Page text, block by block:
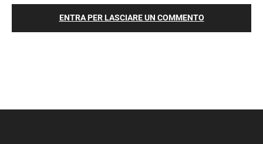
ENTRA PER LASCIARE UN COMMENTO